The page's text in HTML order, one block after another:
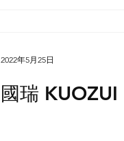
國瑞
2022年5月25日